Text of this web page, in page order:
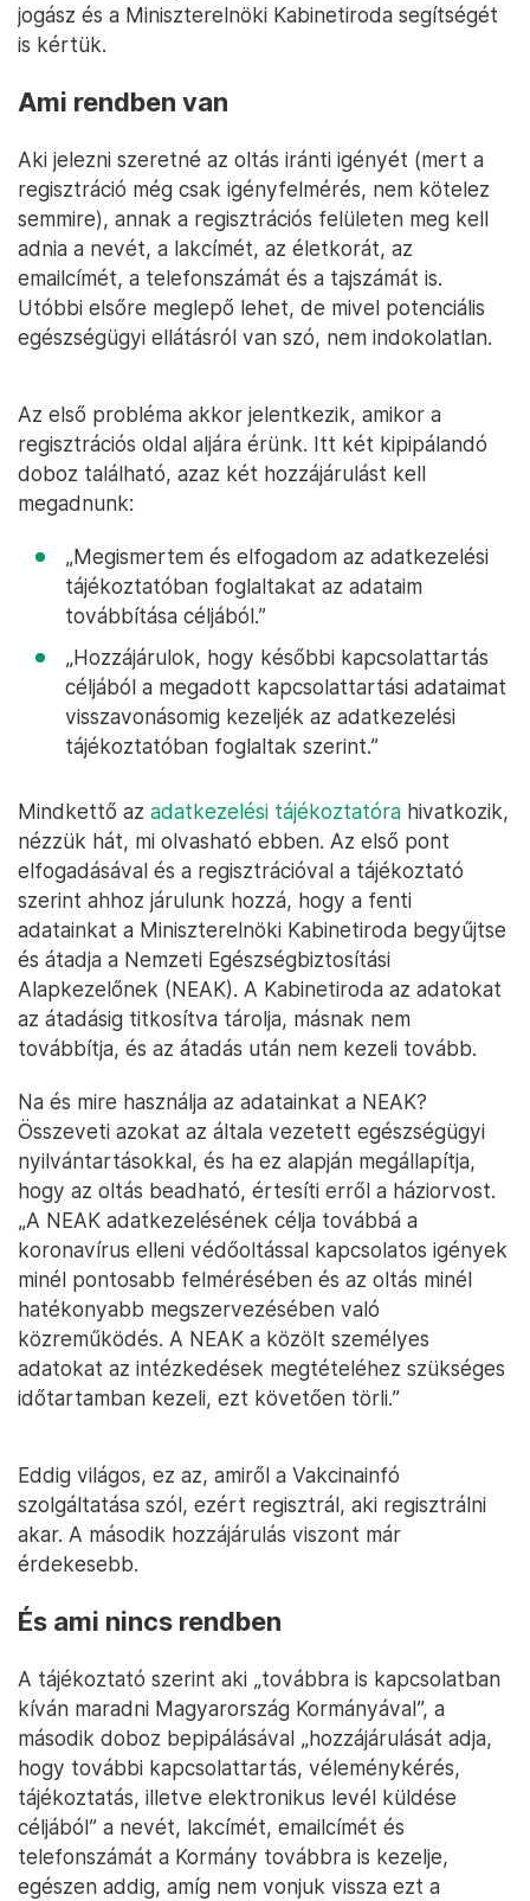
jogász és a Miniszterelnöki Kabinetiroda segítségét
is kértük.
Ami rendben van
Aki jelezni szeretné az oltás iránti igényét (mert a
regisztráció még csak igényfelmérés, nem kötelez
semmire), annak a regisztrációs felületen meg kell
adnia a nevét, a lakcímét, az életkorát, az
emailcímét, a telefonszámát és a tajszámát is.
Utóbbi elsőre meglepő lehet, de mivel potenciális
egészségügyi ellátásról van szó, nem indokolatlan.
Az első probléma akkor jelentkezik, amikor a
regisztrációs oldal aljára érünk. Itt két kipipálandó
doboz található, azaz két hozzájárulást kell
megadnunk:
„Megismertem és elfogadom az adatkezelési
tájékoztatóban foglaltakat az adataim
továbbítása céljából.”
„Hozzájárulok, hogy későbbi kapcsolattartás
céljából a megadott kapcsolattartási adataimat
visszavonásomig kezeljék az adatkezelési
tájékoztatóban foglaltak szerint.”
Mindkettő az adatkezelési tájékoztatóra hivatkozik,
nézzük hát, mi olvasható ebben. Az első pont
elfogadásával és a regisztrációval a tájékoztató
szerint ahhoz járulunk hozzá, hogy a fenti
adatainkat a Miniszterelnöki Kabinetiroda begyűjtse
és átadja a Nemzeti Egészségbiztosítási
Alapkezelőnek (NEAK). A Kabinetiroda az adatokat
az átadásig titkosítva tárolja, másnak nem
továbbítja, és az átadás után nem kezeli tovább.
Na és mire használja az adatainkat a NEAK?
Összeveti azokat az általa vezetett egészségügyi
nyilvántartásokkal, és ha ez alapján megállapítja,
hogy az oltás beadható, értesíti erről a háziorvost.
„A NEAK adatkezelésének célja továbbá a
koronavírus elleni védőoltással kapcsolatos igények
minél pontosabb felmérésében és az oltás minél
hatékonyabb megszervezésében való
közreműködés. A NEAK a közölt személyes
adatokat az intézkedések megtételéhez szükséges
időtartamban kezeli, ezt követően törli.”
Eddig világos, ez az, amiről a Vakcinainfó
szolgáltatása szól, ezért regisztrál, aki regisztrálni
akar. A második hozzájárulás viszont már
érdekesebb.
És ami nincs rendben
A tájékoztató szerint aki „továbbra is kapcsolatban
kíván maradni Magyarország Kormányával”, a
második doboz bepipálásával „hozzájárulását adja,
hogy további kapcsolattartás, véleménykérés,
tájékoztatás, illetve elektronikus levél küldése
céljából” a nevét, lakcímét, emailcímét és
telefonszámát a Kormány továbbra is kezelje,
egészen addig, amíg nem vonjuk vissza ezt a